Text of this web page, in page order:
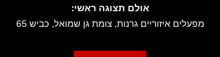
אולם תצוגה ראשי:
מפעלים איזוריים גרנות, צומת גן שמואל, כביש 65